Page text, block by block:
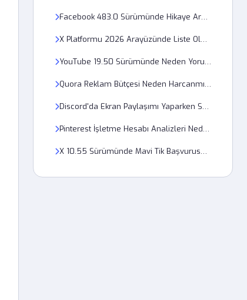
Facebook 483.0 Sürümünde Hikaye Arşivi Neden Açılmıyor?
X Platformu 2026 Arayüzünde Liste Oluşturma 403 Forbidden Hatası Nasıl Düzeltilir?
YouTube 19.50 Sürümünde Neden Yorumlar Yüklenmiyor?
Quora Reklam Bütçesi Neden Harcanmıyor?
Discord'da Ekran Paylaşımı Yaparken Ses Gitmeme Sorunu Nedir?
Pinterest İşletme Hesabı Analizleri Neden Güncel Verileri Çekmiyor?
X 10.55 Sürümünde Mavi Tik Başvurusu Neden Onaylanmıyor?